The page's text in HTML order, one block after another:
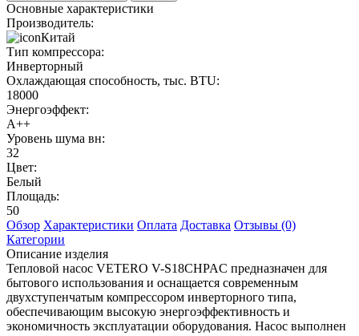
Основные характеристики
Производитель:
Китай
Тип компрессора:
Инверторный
Охлаждающая способность, тыс. BTU:
18000
Энергоэффект:
А++
Уровень шума вн:
32
Цвет:
Белый
Площадь:
50
Обзор Характеристики Оплата Доставка Отзывы (0)
Категории
Описание изделия
Тепловой насос VETERO V-S18CHPAC предназначен для
бытового использования и оснащается современным
двухступенчатым компрессором инверторного типа,
обеспечивающим высокую энергоэффективность и
экономичность эксплуатации оборудования. Насос выполнен